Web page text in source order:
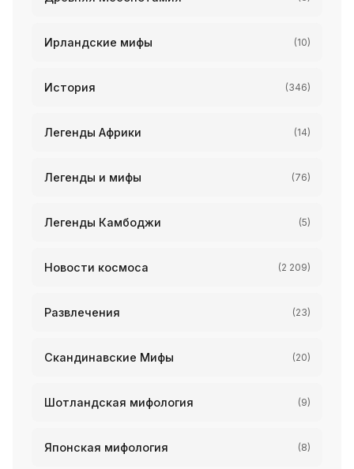
Ирландские мифы (10)
История (346)
Легенды Африки (14)
Легенды и мифы (76)
Легенды Камбоджи (5)
Новости космоса (2 209)
Развлечения (23)
Скандинавские Мифы (20)
Шотландская мифология (9)
Японская мифология (8)